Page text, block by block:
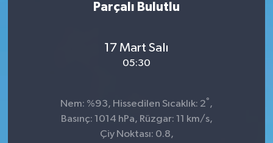
Parçalı Bulutlu
17 Mart Salı
05:30
Nem: %93, Hissedilen Sıcaklık: 2° ,
Basınç: 1014 hPa, Rüzgar: 11 km/s,
Çiy Noktası: 0.8,